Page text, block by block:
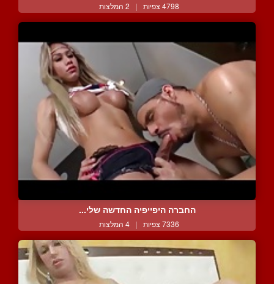
4798 צפיות | 2 המלצות
החברה היפייפיה החדשה שלי...
7336 צפיות | 4 המלצות